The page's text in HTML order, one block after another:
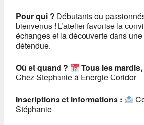
Pour qui ? Débutants ou
bienvenus ! L’atelier favorise la
échanges et la découverte dans
détendue.
Où et quand ?
Tous les mardis,
Chez Stéphanie à Energie Coridor
Inscriptions et informations :
Stéphanie